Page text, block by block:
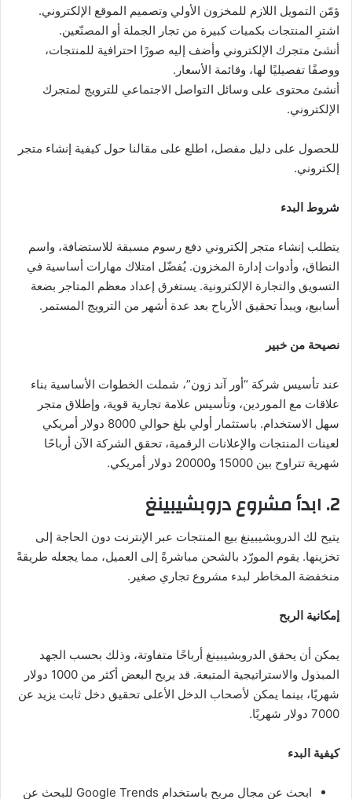
ؤمّن التمويل اللازم للمخزون الأولي وتصميم الموقع الإلكتروني.
اشترِ المنتجات بكميات كبيرة من تجار الجملة أو المصنّعين.
أنشئ متجرك الإلكتروني وأضف إليه صورًا احترافية للمنتجات،
ووصفًا تفصيليًا لها، وقائمة الأسعار.
أنشئ محتوى على وسائل التواصل الاجتماعي للترويج لمتجرك
الإلكتروني.
للحصول على دليل مفصل، اطلع على مقالنا حول كيفية إنشاء متجر
إلكتروني.
شروط البدء
يتطلب إنشاء متجر إلكتروني دفع رسوم مسبقة للاستضافة، واسم
النطاق، وأدوات إدارة المخزون. يُفضّل امتلاك مهارات أساسية في
التسويق والتجارة الإلكترونية. يستغرق إعداد معظم المتاجر بضعة
أسابيع، ويبدأ تحقيق الأرباح بعد عدة أشهر من الترويج المستمر.
نصيحة من خبير
عند تأسيس شركة “أور آند زون”، شملت الخطوات الأساسية بناء
علاقات مع الموردين، وتأسيس علامة تجارية قوية، وإطلاق متجر
سهل الاستخدام. باستثمار أولي بلغ حوالي 8000 دولار أمريكي
لعينات المنتجات والإعلانات الرقمية، تحقق الشركة الآن أرباحًا
شهرية تتراوح بين 15000 و20000 دولار أمريكي.
2. ابدأ مشروع دروبشيبينغ
يتيح لك الدروبشيبينغ بيع المنتجات عبر الإنترنت دون الحاجة إلى
تخزينها. يقوم المورّد بالشحن مباشرةً إلى العميل، مما يجعله طريقةً
منخفضة المخاطر لبدء مشروع تجاري صغير.
إمكانية الربح
يمكن أن يحقق الدروبشيبينغ أرباحًا متفاوتة، وذلك بحسب الجهد
المبذول والاستراتيجية المتبعة. قد يربح البعض أكثر من 1000 دولار
شهريًا، بينما يمكن لأصحاب الدخل الأعلى تحقيق دخل ثابت يزيد عن
7000 دولار شهريًا.
كيفية البدء
ابحث عن مجال مربح باستخدام Google Trends للبحث عن